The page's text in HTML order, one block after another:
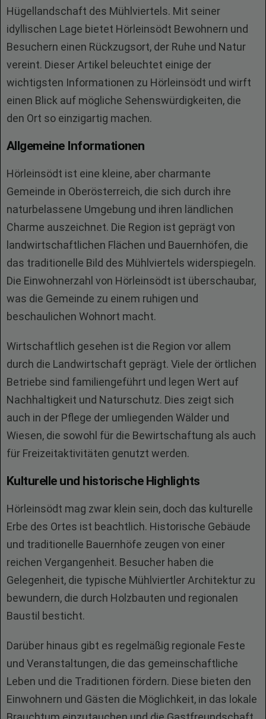
Hügellandschaft des Mühlviertels. Mit seiner
idyllischen Lage bietet Hörleinsödt Bewohnern und
Besuchern einen Rückzugsort, der Ruhe und Natur
vereint. Dieser Artikel beleuchtet einige der
wichtigsten Informationen zu Hörleinsödt und wirft
einen Blick auf mögliche Sehenswürdigkeiten, die
den Ort so einzigartig machen.
Allgemeine Informationen
Hörleinsödt ist eine kleine, aber charmante
Gemeinde in Oberösterreich, die sich durch ihre
naturbelassene Umgebung und ihren ländlichen
Charme auszeichnet. Die Region ist geprägt von
landwirtschaftlichen Flächen und Bauernhöfen, die
das traditionelle Bild des Mühlviertels widerspiegeln.
Die Einwohnerzahl von Hörleinsödt ist überschaubar,
was die Gemeinde zu einem ruhigen und
beschaulichen Wohnort macht.
Wirtschaftlich gesehen ist die Region vor allem
durch die Landwirtschaft geprägt. Viele der örtlichen
Betriebe sind familiengeführt und legen Wert auf
Nachhaltigkeit und Naturschutz. Dies zeigt sich
auch in der Pflege der umliegenden Wälder und
Wiesen, die sowohl für die Bewirtschaftung als auch
für Freizeitaktivitäten genutzt werden.
Kulturelle und historische Highlights
Hörleinsödt mag zwar klein sein, doch das kulturelle
Erbe des Ortes ist beachtlich. Historische Gebäude
und traditionelle Bauernhöfe zeugen von einer
reichen Vergangenheit. Besucher haben die
Gelegenheit, die typische Mühlviertler Architektur zu
bewundern, die durch Holzbauten und regionalen
Baustil besticht.
Darüber hinaus gibt es regelmäßig regionale Feste
und Veranstaltungen, die das gemeinschaftliche
Leben und die Traditionen fördern. Diese bieten den
Einwohnern und Gästen die Möglichkeit, in das lokale